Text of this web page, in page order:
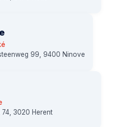
99, 9400 Ninove
3020 Herent